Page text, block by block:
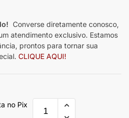
Converse diretamente conosco,
atendimento exclusivo. Estamos
prontos para tornar sua
CLIQUE AQUI!
no Pix